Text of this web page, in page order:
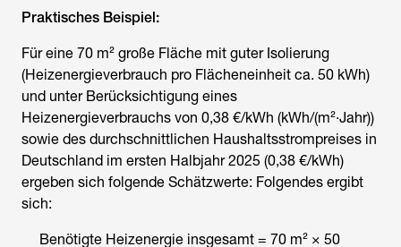
Praktisches Beispiel:
Für eine 70 m² große Fläche mit guter Isolierung
(Heizenergieverbrauch pro Flächeneinheit ca. 50 kWh)
und unter Berücksichtigung eines
Heizenergieverbrauchs von 0,38 €/kWh (kWh/(m²·Jahr))
sowie des durchschnittlichen Haushaltsstrompreises in
Deutschland im ersten Halbjahr 2025 (0,38 €/kWh)
ergeben sich folgende Schätzwerte: Folgendes ergibt
sich:
Benötigte Heizenergie insgesamt = 70 m² × 50